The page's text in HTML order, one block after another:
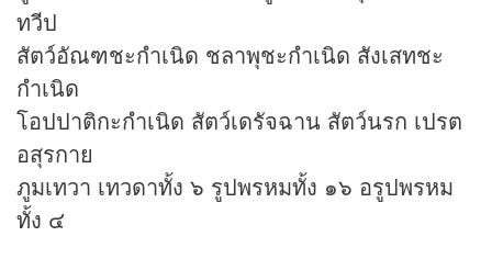
ทวีป
สัตว์อัณฑชะกำเนิด ชลาพุชะกำเนิด สังเสทชะ
กำเนิด
โอปปาติกะกำเนิด สัตว์เดรัจฉาน สัตว์นรก เปรต
อสุรกาย
ภูมเทวา เทวดาทั้ง ๖ รูปพรหมทั้ง ๑๖ อรูปพรหม
ทั้ง ๔